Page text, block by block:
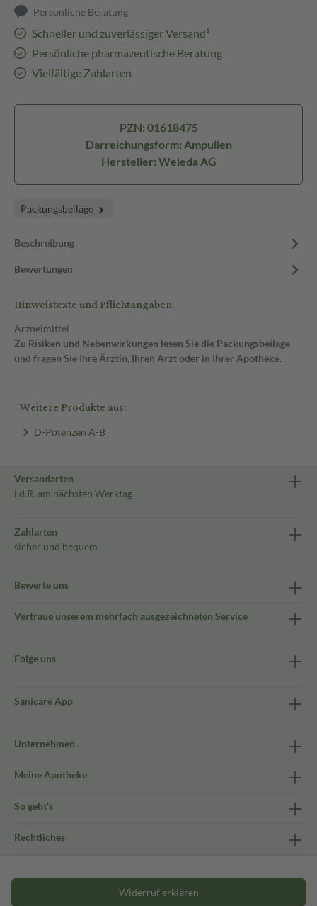
Persönliche Beratung
Schneller und zuverlässiger Versand³
Persönliche pharmazeutische Beratung
Vielfältige Zahlarten
PZN: 01618475
Darreichungsform: Ampullen
Hersteller: Weleda AG
Packungsbeilage
Beschreibung
Bewertungen
Hinweistexte und Pflichtangaben
Arzneimittel
Zu Risiken und Nebenwirkungen lesen Sie die Packungsbeilage
und fragen Sie Ihre Ärztin, Ihren Arzt oder in Ihrer Apotheke.
Weitere Produkte aus:
D-Potenzen A-B
Versandarten
i.d.R. am nächsten Werktag
Zahlarten
sicher und bequem
Bewerte uns
Vertraue unserem mehrfach ausgezeichneten Service
Folge uns
Sanicare App
Unternehmen
Meine Apotheke
So geht's
Rechtliches
Widerruf erklären